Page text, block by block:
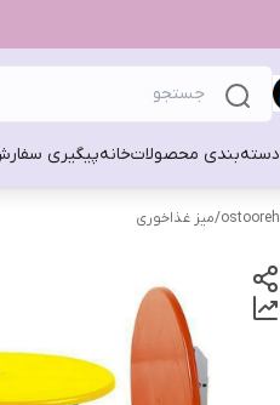
دسته‌بندی محصولاتخانهپیگیری
ostooreh
/میز غذاخوری